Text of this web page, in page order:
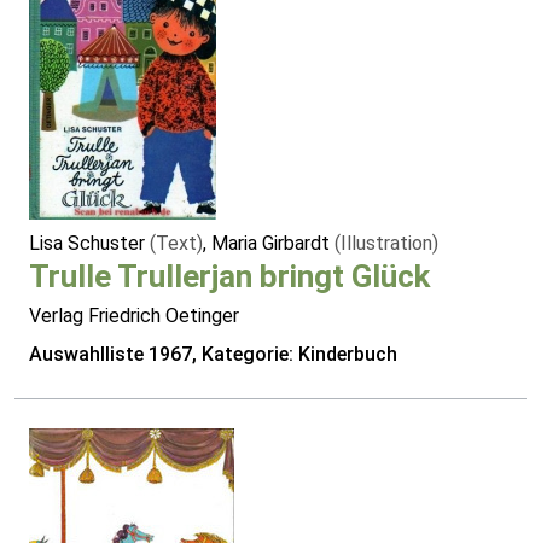
Lisa Schuster (Text), Maria Girbardt (Illustration)
Trulle Trullerjan bringt Glück
Verlag Friedrich Oetinger
Auswahlliste 1967, Kategorie: Kinderbuch